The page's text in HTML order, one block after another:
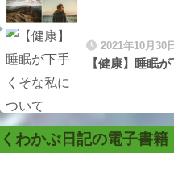
2021年10月30
【健康】睡眠
くわかぶ日記の電子書籍